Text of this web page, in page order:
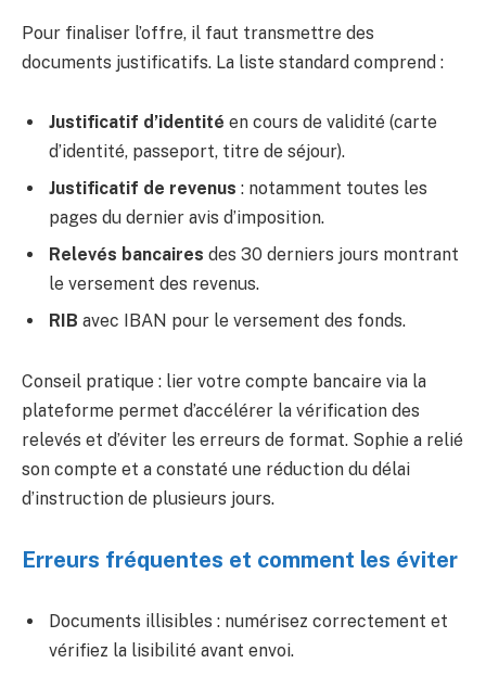
Pour finaliser l’offre, il faut transmettre des
documents justificatifs. La liste standard comprend :
Justificatif d’identité en cours de validité (carte
d’identité, passeport, titre de séjour).
Justificatif de revenus : notamment toutes les
pages du dernier avis d’imposition.
Relevés bancaires des 30 derniers jours montrant
le versement des revenus.
RIB avec IBAN pour le versement des fonds.
Conseil pratique : lier votre compte bancaire via la
plateforme permet d’accélérer la vérification des
relevés et d’éviter les erreurs de format. Sophie a relié
son compte et a constaté une réduction du délai
d’instruction de plusieurs jours.
Erreurs fréquentes et comment les éviter
Documents illisibles : numérisez correctement et
vérifiez la lisibilité avant envoi.